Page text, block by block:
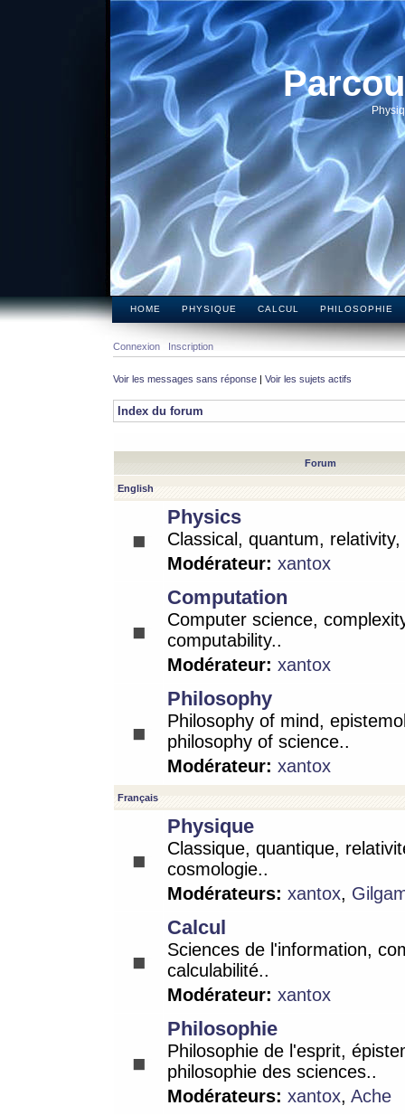
HOME PHYSIQUE CALCUL PHILOSOPHIE
Connexion Inscription
Voir les messages sans réponse | Voir les sujets actifs
Index du forum
Forum
English
Physics
Classical, quantum,
Modérateur: xantox
Computation
Computer science,
computability..
Modérateur: xantox
Philosophy
Philosophy of mind,
philosophy of science..
Modérateur: xantox
Français
Physique
Classique, quantique,
cosmologie..
Modérateurs: xantox,
Calcul
Sciences de l'information,
calculabilité..
Modérateur: xantox
Philosophie
Philosophie de l'esprit,
philosophie des sciences..
Modérateurs: xantox, Ache